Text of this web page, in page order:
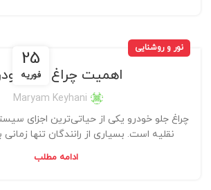
25
فوریه
نور و روشنایی
اهمیت چراغ جلو
Maryam Keyhani
چراغ جلو خودرو یکی از حیاتی‌ترین اجزای
نقلیه است. بسیاری از رانندگان تنها
ادامه مطلب